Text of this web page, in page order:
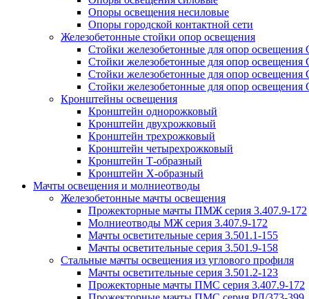
Опоры освещения несиловые
Опоры городской контактной сети
Железобетонные стойки опор освещения
Стойки железобетонные для опор
Стойки железобетонные для опор
Стойки железобетонные для опор
Стойки железобетонные для опор освещения
Кронштейны освещения
Кронштейн однорожковый
Кронштейн двухрожковый
Кронштейн трехрожковый
Кронштейн четырехрожковый
Кронштейн Т-образный
Кронштейн Х-образный
Мачты освещения и молниеотводы
Железобетонные мачты освещения
Прожекторные мачты ПМЖ серия 3.407.9-172
Молниеотводы МЖ серия 3.407.9-172
Мачты осветительные серия 3.501.1-155
Мачты осветительные серия 3.501.9-158
Стальные мачты освещения из углового профиля
Мачты осветительные серия 3.501.2-123
Прожекторные мачты ПМС серия 3.407.9-172